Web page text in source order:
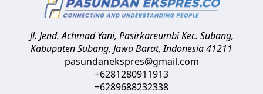
Jl. Jend. Achmad Yani, Pasirkareumbi Kec. Subang,
Kabupaten Subang, Jawa Barat,Indonesia41211
pasundanekspres@gmail.com
+6281280911913
+6289688232338